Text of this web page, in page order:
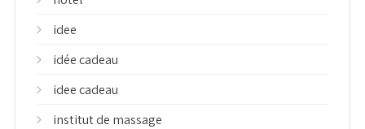
idee
idée cadeau
idee cadeau
institut de massage